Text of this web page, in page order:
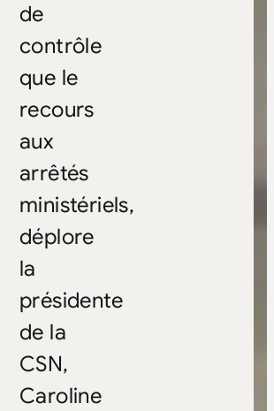
de
contrôle
que le
recours
aux
arrêtés
ministériels,
déplore
la
présidente
de la
CSN,
Caroline